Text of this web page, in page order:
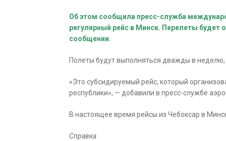
Об этом сообщила пресс-служба
регулярный рейс в Минск. Перелеты будет
сообщении.
Полеты будут выполняться дважды в неделю,
«Это субсидируемый рейс, который
республики», — добавили в пресс-службе
В настоящее время рейсы из Чебоксар в
Справка